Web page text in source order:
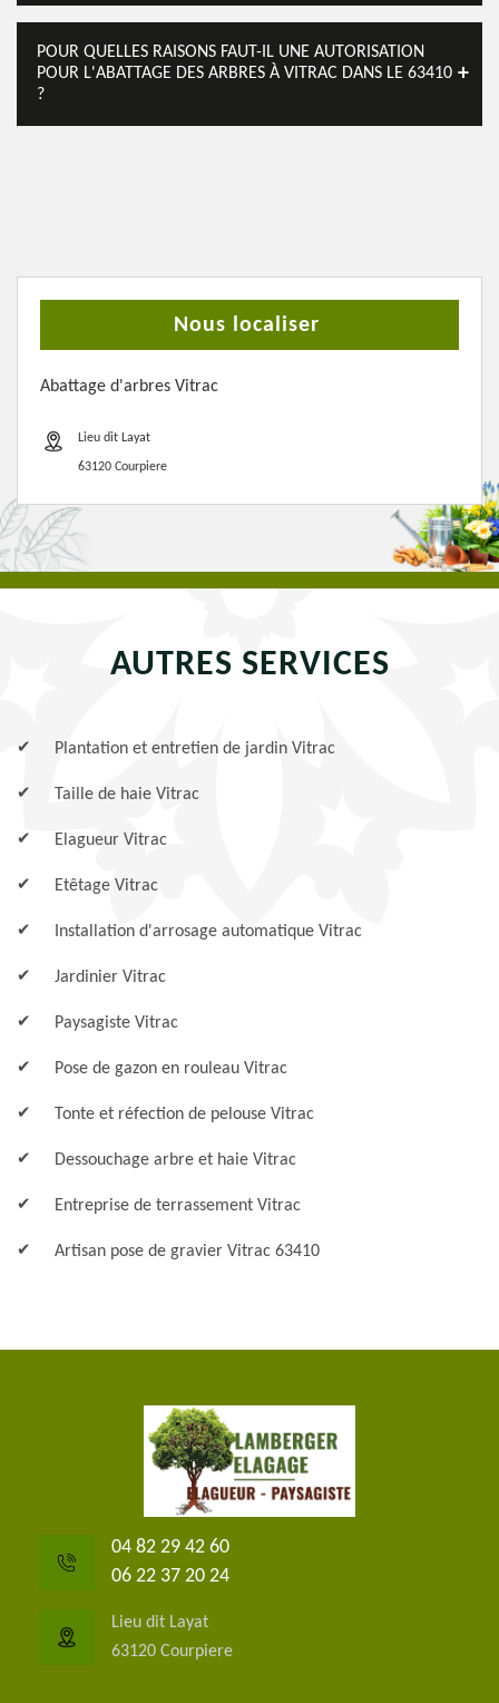
POUR QUELLES RAISONS FAUT-IL UNE AUTORISATION
POUR L'ABATTAGE DES ARBRES À VITRAC DANS LE 63410
?
Nous localiser
Abattage d'arbres Vitrac
Lieu dit Layat
63120 Courpiere
AUTRES SERVICES
Plantation et entretien de jardin Vitrac
Taille de haie Vitrac
Elagueur Vitrac
Etêtage Vitrac
Installation d'arrosage automatique Vitrac
Jardinier Vitrac
Paysagiste Vitrac
Pose de gazon en rouleau Vitrac
Tonte et réfection de pelouse Vitrac
Dessouchage arbre et haie Vitrac
Entreprise de terrassement Vitrac
Artisan pose de gravier Vitrac 63410
04 82 29 42 60
06 22 37 20 24
Lieu dit Layat
63120 Courpiere